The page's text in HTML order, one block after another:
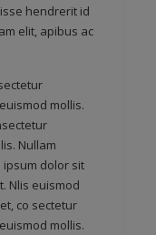
hendrerit id
elit, apibus ac
mollis.
Nullam
ipsum dolor sit
Nlis euismod
co sectetur
mollis.